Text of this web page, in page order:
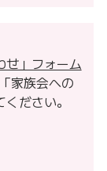
せ」フォーム
家族会への
ださい。